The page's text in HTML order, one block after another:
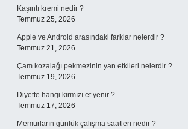
Kaşıntı kremi nedir ?
Temmuz 25, 2026
Apple ve Android arasındaki farklar nelerdir ?
Temmuz 21, 2026
Çam kozalağı pekmezinin yan etkileri nelerdir ?
Temmuz 19, 2026
Diyette hangi kırmızı et yenir ?
Temmuz 17, 2026
Memurların günlük çalışma saatleri nedir ?